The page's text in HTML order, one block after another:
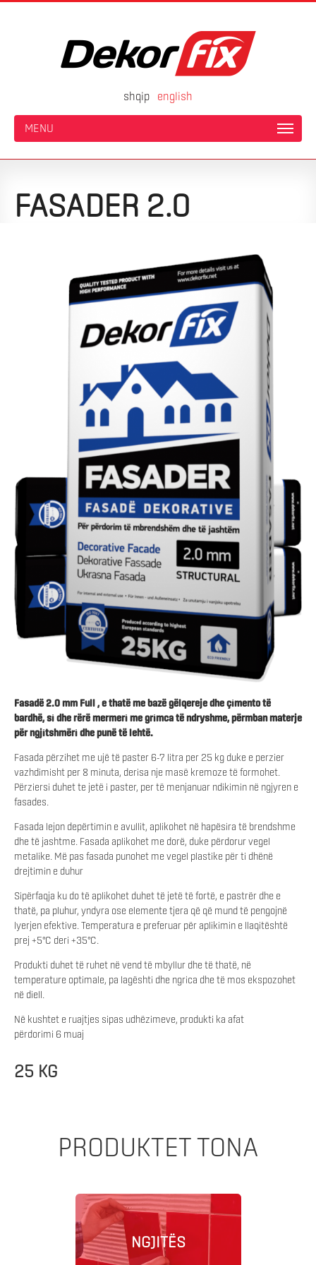
shqip english
MENU
FASADER 2.0
Fasadë 2.0 mm Full , e thatë me bazë gëlqereje dhe çimento të
bardhë, si dhe rërë mermeri me grimca të ndryshme, përmban materje
për ngjitshmëri dhe punë të lehtë.
Fasada përzihet me ujë të paster 6-7 litra per 25 kg duke e perzier
vazhdimisht per 8 minuta, derisa nje masë kremoze të formohet.
Përziersi duhet te jetë i paster, per të menjanuar ndikimin në ngjyren e
fasades.
Fasada lejon depërtimin e avullit, aplikohet në hapësira të brendshme
dhe të jashtme. Fasada aplikohet me dorë, duke përdorur vegel
metalike. Më pas fasada punohet me vegel plastike për ti dhënë
drejtimin e duhur
Sipërfaqja ku do të aplikohet duhet të jetë të fortë, e pastrër dhe e
thatë, pa pluhur, yndyra ose elemente tjera që që mund të pengojnë
lyerjen efektive. Temperatura e preferuar për aplikimin e llaqitështë
prej +5°C deri +35°C.
Produkti duhet të ruhet në vend të mbyllur dhe të thatë, në
temperature optimale, pa lagështi dhe ngrica dhe të mos ekspozohet
në diell.
Në kushtet e ruajtjes sipas udhëzimeve, produkti ka afat
përdorimi 6 muaj
25 KG
PRODUKTET TONA
NGJITËS